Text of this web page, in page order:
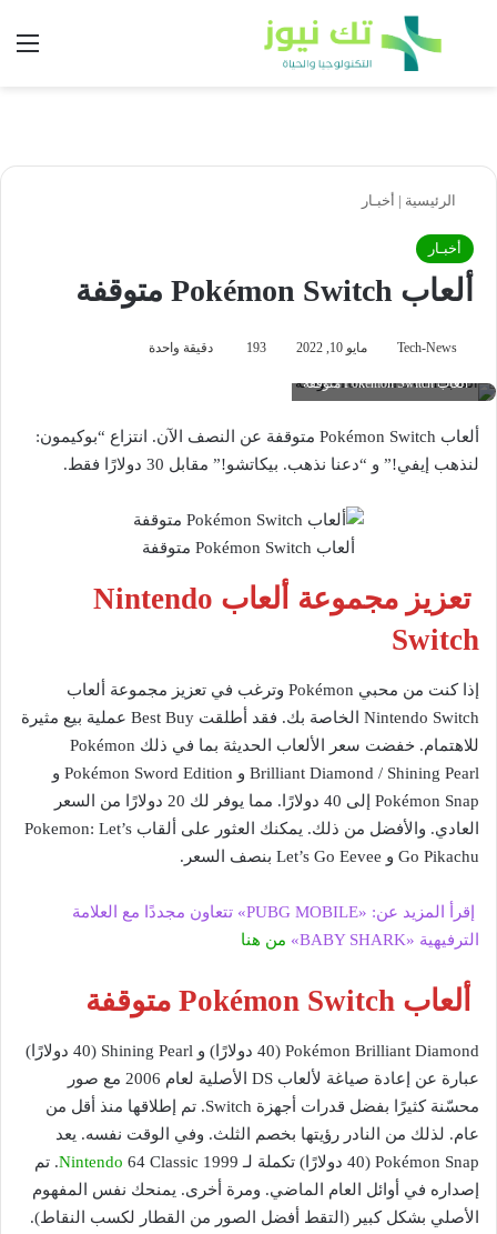
بحث عن
الرئيسية | أخبـار
أخبـار
ألعاب Pokémon Switch متوقفة
Tech-News مايو 10, 2022 193 دقيقة واحدة
ألعاب Pokémon Switch متوقفة
ألعاب Pokémon Switch متوقفة عن النصف الآن. انتزاع “بوكيمون:
لنذهب إيفي!” و “دعنا نذهب. بيكاتشو!” مقابل 30 دولارًا فقط.
ألعاب Pokémon Switch متوقفة
تعزيز مجموعة ألعاب Nintendo
Switch
إذا كنت من محبي Pokémon وترغب في تعزيز مجموعة ألعاب
Nintendo Switch الخاصة بك. فقد أطلقت Best Buy عملية بيع مثيرة
للاهتمام. خفضت سعر الألعاب الحديثة بما في ذلك Pokémon
Brilliant Diamond / Shining Pearl و Pokémon Sword Edition و
Pokémon Snap إلى 40 دولارًا. مما يوفر لك 20 دولارًا من السعر
العادي. والأفضل من ذلك. يمكنك العثور على ألقاب Pokemon: Let’s
Go Pikachu و Let’s Go Eevee بنصف السعر.
إقرأ المزيد عن: «PUBG MOBILE» تتعاون مجددًا مع العلامة
الترفيهية «BABY SHARK»
من هنا
ألعاب Pokémon Switch متوقفة
Pokémon Brilliant Diamond (40 دولارًا) و Shining Pearl (40 دولارًا)
عبارة عن إعادة صياغة لألعاب DS الأصلية لعام 2006 مع صور
محسّنة كثيرًا بفضل قدرات أجهزة Switch. تم إطلاقها منذ أقل من
عام. لذلك من النادر رؤيتها بخصم الثلث. وفي الوقت نفسه. يعد
Pokémon Snap (40 دولارًا) تكملة لـ 1999
Nintendo64 Classic. تم
إصداره في أوائل العام الماضي. ومرة أخرى. يمنحك نفس المفهوم
الأصلي بشكل كبير (التقط أفضل الصور من القطار لكسب النقاط).